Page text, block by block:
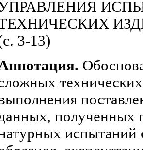
3-13)
полученных
испытаний